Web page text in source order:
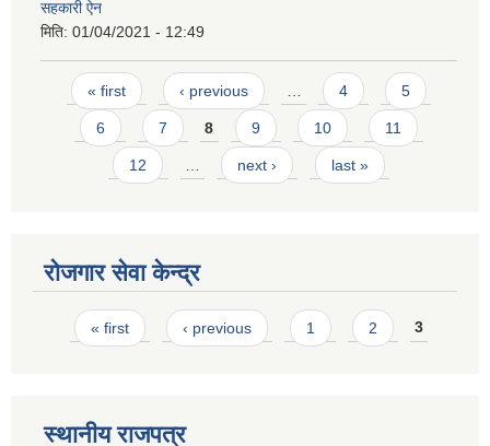
सहकारी ऐन
मिति: 01/04/2021 - 12:49
Pages
« first ‹ previous 4 5
6 7 8 9 10 11
12 next › last »
रोजगार सेवा केन्द्र
Pages
« first ‹ previous 1 2 3
स्थानीय राजपत्र